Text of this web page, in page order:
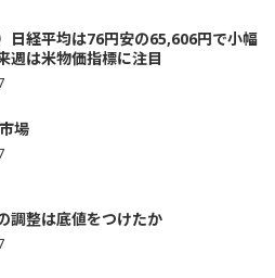
日経平均は76円安の65,606円で小幅
は米物価指標に注目
場
調整は底値をつけたか